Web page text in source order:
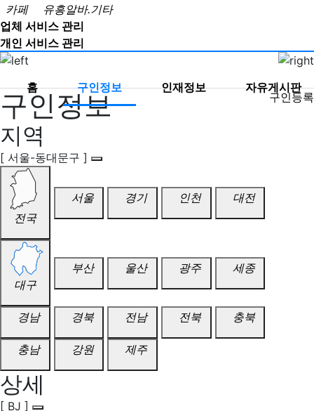
카페
유흥알바.기타
업체 서비스 관리
개인 서비스 관리
홈 구인정보 인재정보 자유게시판
구인정보 구인등록
지역
[ 서울-동대문구 ]
전국
서울 경기 인천 대전
대구
부산 울산 광주 세종
경남 경북 전남 전북 충북
충남 강원 제주
상세
[ BJ ]